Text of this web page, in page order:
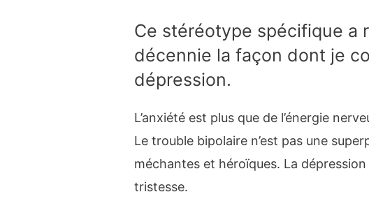
Ce stéréotype spécifique a
décennie la façon dont je
dépression.
L’anxiété est plus que de l’énergie
Le trouble bipolaire n’est pas une
méchantes et héroïques. La dépression
tristesse.